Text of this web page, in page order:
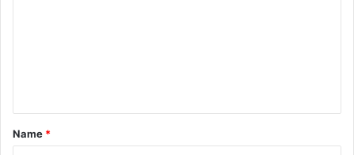
t
*
Name *